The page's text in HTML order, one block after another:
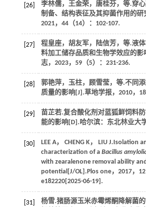
[26] 李林儒，王金荣，唐桂芬， 等.穿
制备、结构表征及其抑菌作用的研
2021， 44（14）：102-107.
[27] 程皇座，胡友军，陆信芳， 等.液
料加工储存品质和生物学效应的影
志， 2023， 59（5）：231-236.
[28] 郭艳萍，玉柱，顾雪莹， 等.不同
质量的影响[J].草地学报， 2010， 18
[29]
苗芷若.复合酸化剂对蓝狐鲜饲料
能的影响[D].哈尔滨：东北林业大学
[30] LEE A， CHENG K， LIU J.Isolation
characterization of a Bacillus
with zearalenone removal ability
potential[J/OL].Plos one， 2017， 12
e182220[2025-06-19].
[31]
杨雪.猪肠源玉米赤霉烯酮降解菌